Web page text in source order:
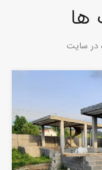
ها
سایت